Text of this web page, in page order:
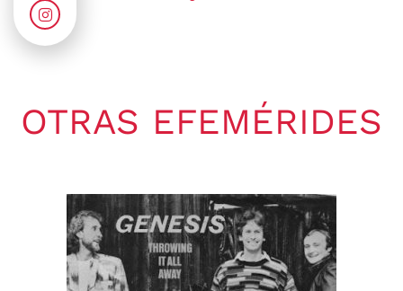
OTRAS EFEMÉRIDES